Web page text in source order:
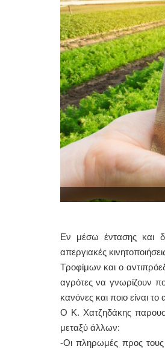
Εν μέσω έντασης και
απεργιακές
Τροφίμων και ο
αγρότες να γνωρίζουν
κανόνες και ποιο είναι
Ο Κ. Χατζηδάκης
μεταξύ άλλων:
-Οι πληρωμές προς